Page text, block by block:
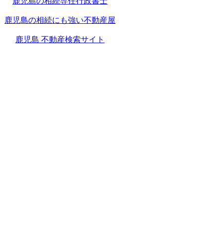
鹿児島の相続にも強い不動産屋
鹿児島 不動産検索サイト